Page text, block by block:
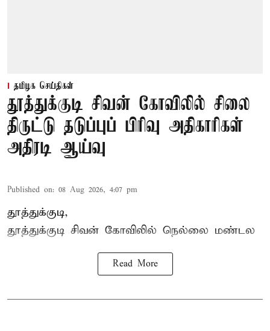
தமிழக செய்திகள்
தூத்துக்குடி சிவன் கோவிலில் சிலை
திருட்டு தடுப்புப் பிரிவு அதிகாரிகள்
அதிரடி ஆய்வு
Published on: 08 Aug 2026, 4:07 pm
தூத்துக்குடி,
தூத்துக்குடி சிவன் கோவிலில் நெல்லை மண்டல
Read More